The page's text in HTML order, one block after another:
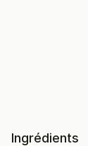
Ingrédients